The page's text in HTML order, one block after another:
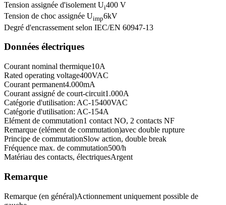
Tension assignée d'isolement Ui400 V
Tension de choc assignée Uimp6kV
Degré d'encrassement selon IEC/EN 60947-13
Données électriques
Courant nominal thermique10A
Rated operating voltage400VAC
Courant permanent4.000mA
Courant assigné de court-circuit1.000A
Catégorie d'utilisation: AC-15400VAC
Catégorie d'utilisation: AC-154A
Elément de commutation1 contact NO, 2 contacts NF
Remarque (elément de commutation)avec double rupture
Principe de commutationSlow action, double break
Fréquence max. de commutation500/h
Matériau des contacts, électriquesArgent
Remarque
Remarque (en général)Actionnement uniquement possible de